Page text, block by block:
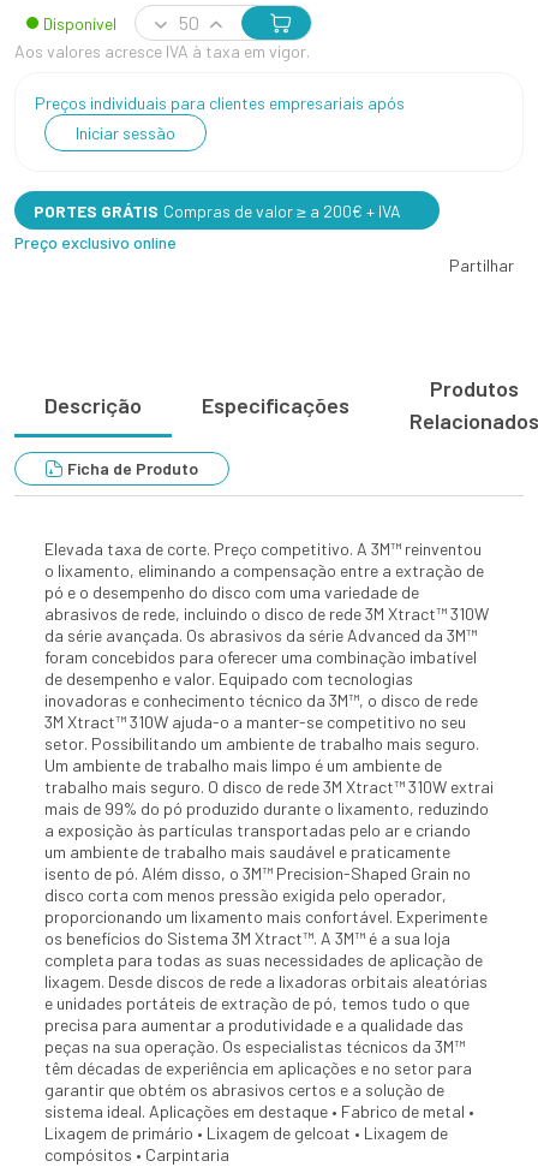
Disponível
Aos valores acresce IVA à taxa em vigor.
Preços individuais para clientes empresariais após
Iniciar sessão
PORTES GRÁTIS Compras de valor ≥ a 200€ + IVA
Preço exclusivo online
Partilhar
Descrição Especificações
Produtos
Relacionados
Ficha de Produto
Elevada taxa de corte. Preço competitivo. A 3M™ reinventou
o lixamento, eliminando a compensação entre a extração de
pó e o desempenho do disco com uma variedade de
abrasivos de rede, incluindo o disco de rede 3M Xtract™ 310W
da série avançada. Os abrasivos da série Advanced da 3M™
foram concebidos para oferecer uma combinação imbatível
de desempenho e valor. Equipado com tecnologias
inovadoras e conhecimento técnico da 3M™, o disco de rede
3M Xtract™ 310W ajuda-o a manter-se competitivo no seu
setor. Possibilitando um ambiente de trabalho mais seguro.
Um ambiente de trabalho mais limpo é um ambiente de
trabalho mais seguro. O disco de rede 3M Xtract™ 310W extrai
mais de 99% do pó produzido durante o lixamento, reduzindo
a exposição às partículas transportadas pelo ar e criando
um ambiente de trabalho mais saudável e praticamente
isento de pó. Além disso, o 3M™ Precision-Shaped Grain no
disco corta com menos pressão exigida pelo operador,
proporcionando um lixamento mais confortável. Experimente
os benefícios do Sistema 3M Xtract™. A 3M™ é a sua loja
completa para todas as suas necessidades de aplicação de
lixagem. Desde discos de rede a lixadoras orbitais aleatórias
e unidades portáteis de extração de pó, temos tudo o que
precisa para aumentar a produtividade e a qualidade das
peças na sua operação. Os especialistas técnicos da 3M™
têm décadas de experiência em aplicações e no setor para
garantir que obtém os abrasivos certos e a solução de
sistema ideal. Aplicações em destaque • Fabrico de metal •
Lixagem de primário • Lixagem de gelcoat • Lixagem de
compósitos • Carpintaria